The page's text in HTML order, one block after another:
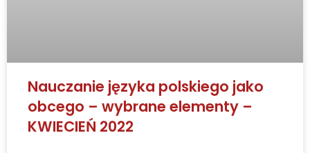
Nauczanie języka polskiego jako
obcego – wybrane elementy –
KWIECIEŃ 2022